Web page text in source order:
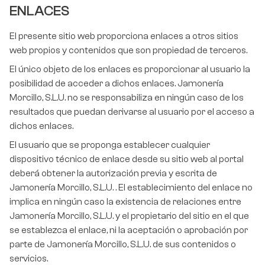
ENLACES
El presente sitio web proporciona enlaces a otros sitios
web propios y contenidos que son propiedad de terceros.
El único objeto de los enlaces es proporcionar al usuario la
posibilidad de acceder a dichos enlaces. Jamonería
Morcillo, S.L.U. no se responsabiliza en ningún caso de los
resultados que puedan derivarse al usuario por el acceso a
dichos enlaces.
El usuario que se proponga establecer cualquier
dispositivo técnico de enlace desde su sitio web al portal
deberá obtener la autorización previa y escrita de
Jamonería Morcillo, S.L.U. . El establecimiento del enlace no
implica en ningún caso la existencia de relaciones entre
Jamonería Morcillo, S.L.U. y el propietario del sitio en el que
se establezca el enlace, ni la aceptación o aprobación por
parte de Jamonería Morcillo, S.L.U. de sus contenidos o
servicios.